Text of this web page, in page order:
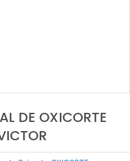
DE OXICORTE